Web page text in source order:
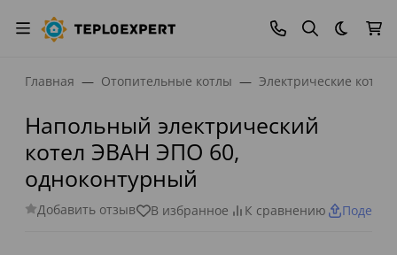
Темная
Главная Отопительные котлы Электрические котлы
Напольный электрический
котел ЭВАН ЭПО 60,
одноконтурный
Добавить отзыв В избранное К сравнению